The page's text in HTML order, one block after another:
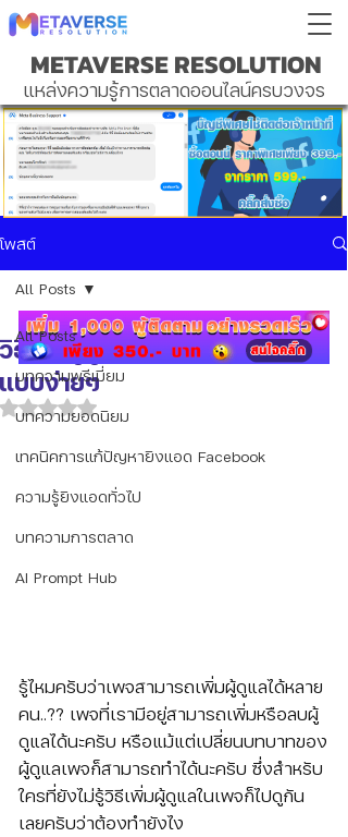
METAVERSE RESOLUTION
แหล่งความรู้การตลาดออนไลน์ครบวงจร
โพสต์
All Posts
บทความพรีเมี่ยม
บทความยอดนิยม
เทคนิคการแก้ปัญหายิงแอด Facebook
ความรู้ยิงแอดทั่วไป
บทความการตลาด
AI Prompt Hub
All Posts
วิธีเพิ่มผู้ดูแลเพจ FACEBOOK
แบบง่ายๆ
ได้รับ NaN เต็ม 5 ดาว
รู้ไหมครับว่าเพจสามารถเพิ่มผู้ดูแลได้หลาย
คน..?? เพจที่เรามีอยู่สามารถเพิ่มหรือลบผู้
ดูแลได้นะครับ หรือแม้แต่เปลี่ยนบทบาทของ
ผู้ดูแลเพจก็สามารถทำได้นะครับ ซึ่งสำหรับ
ใครที่ยังไม่รู้วิธีเพิ่มผู้ดูแลในเพจก็ไปดูกัน
เลยครับว่าต้องทำยังไง